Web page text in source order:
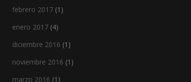
febrero 2017 (1)
enero 2017 (4)
diciembre 2016 (1)
noviembre 2016 (1)
marzo 2016 (1)